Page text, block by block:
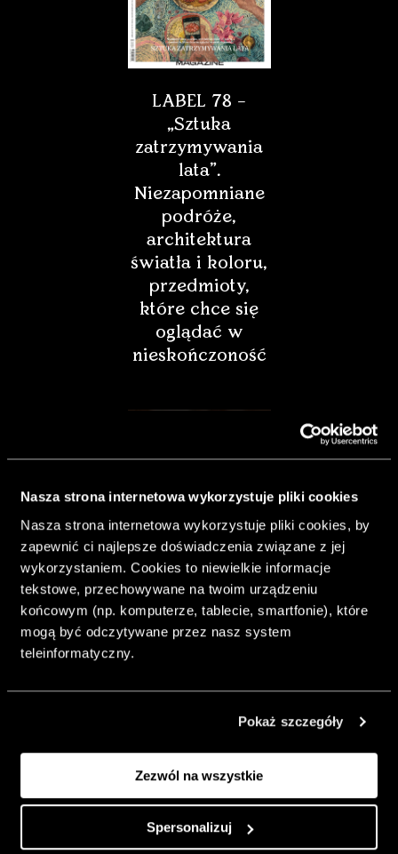
Nasza strona internetowa wykorzystuje pliki cookies
Nasza strona internetowa wykorzystuje pliki cookies, by
zapewnić ci najlepsze doświadczenia związane z jej
wykorzystaniem. Cookies to niewielkie informacje
tekstowe, przechowywane na twoim urządzeniu
końcowym (np. komputerze, tablecie, smartfonie), które
mogą być odczytywane przez nasz system
teleinformatyczny.
Pokaż szczegóły
Zezwól na wszystkie
Spersonalizuj
LABEL 78 –
„Sztuka
zatrzymywania
lata”.
Niezapomniane
podróże,
architektura
światła i koloru,
przedmioty,
które chce się
oglądać w
nieskończoność
& Living 40.
„Dom bardziej
Twój. Odważ się
urządzić go
rzemiosło jako
punkt wyjścia
do wnętrz
pełnych
charakteru”.